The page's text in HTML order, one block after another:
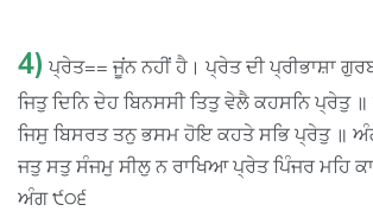
4) ਪ੍ਰੇਤ== ਜੂਂਨ ਨਹੀਂ ਹੈ। ਪ੍ਰੇਤ ਦੀ ਪ੍ਰੀਭਾਸ਼ਾ
ਜਿਤੁ ਦਿਨਿ ਦੇਹ ਬਿਨਸਸੀ ਤਿਤੁ ਵੇਲੈ ਕਹਸਨਿ ਪ੍ਰੇਤੁ
ਜਿਸੁ ਬਿਸਰਤ ਤਨੁ ਭਸਮ ਹੋਇ ਕਹਤੇ ਸਭਿ ਪ੍ਰੇਤੁ ॥
ਜਤੁ ਸਤੁ ਸੰਜਮੁ ਸੀਲੁ ਨ ਰਾਖਿਆ ਪ੍ਰੇਤ ਪਿੰਜਰ ਮਹਿ
ਅੰਗ ੯੦੬